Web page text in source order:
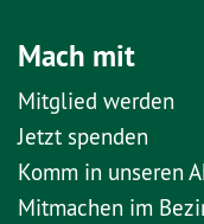
Mach mit
Mitglied werden
Jetzt spenden
Komm in unseren
Mitmachen im